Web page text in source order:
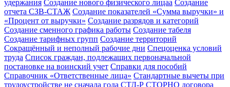
удержания Создание нового физического лицаа Создание
отчета СЗВ-СТАЖ Создание показателей «Сумма выручки» и
«Процент от выручки» Создание разрядов и категорий
Создание сменного графика работы Создание табеля
Создание тарифных групп Создание территорий
Сокращённый и неполный рабочие дни Спецоценка условий
труда Список граждан, подлежащих первоначальной
постановке на воинский учет Справки для пособий
Справочник «Ответственные лица» Стандартные вычеты при
трудоустройстве не сначала года СТД-Р СТОРНО договора